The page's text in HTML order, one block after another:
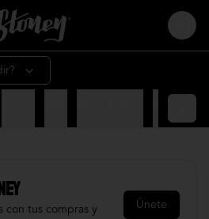
Login
con tus compras y
Únete